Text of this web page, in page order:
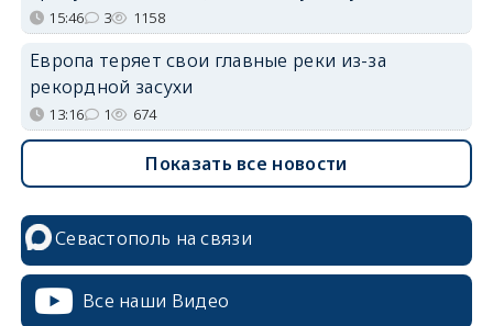
15:46 3 1158
Европа теряет свои главные реки из-за
рекордной засухи
13:16 1 674
Показать все новости
Севастополь на связи
Все наши Видео